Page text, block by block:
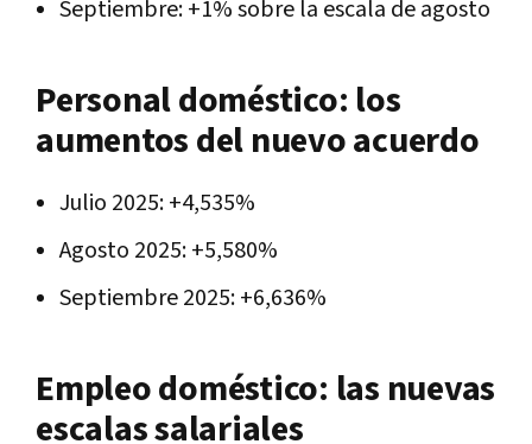
Septiembre: +1% sobre la escala de agosto
Personal doméstico: los
aumentos del nuevo acuerdo
Julio 2025: +4,535%
Agosto 2025: +5,580%
Septiembre 2025: +6,636%
Empleo doméstico: las nuevas
escalas salariales